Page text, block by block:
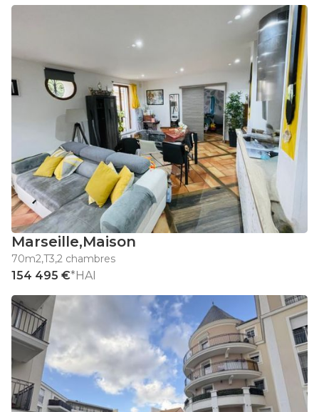
Marseille,Maison
70m2,T3,2 chambres
154 495 €*HAI